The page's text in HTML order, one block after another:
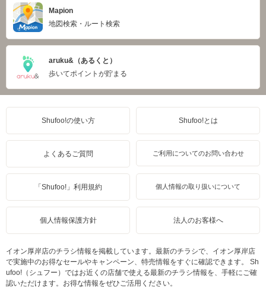
Mapion
地図検索・ルート検索
aruku&（あるくと）
歩いてポイントが貯まる
Shufoo!の使い方 Shufoo!とは
よくあるご質問 ご利用についてのお問い合わせ
「Shufoo!」利用規約 個人情報の取り扱いについて
個人情報保護方針 法人のお客様へ
イオン厚岸店のチラシ情報を掲載しています。最新のチラシで、イオン厚岸店
で実施中のお得なセールやキャンペーン、特売情報をすぐに確認できます。 Sh
ufoo!（シュフー）ではお近くの店舗で使える最新のチラシ情報を、手軽にご確
認いただけます。お得な情報をぜひご活用ください。